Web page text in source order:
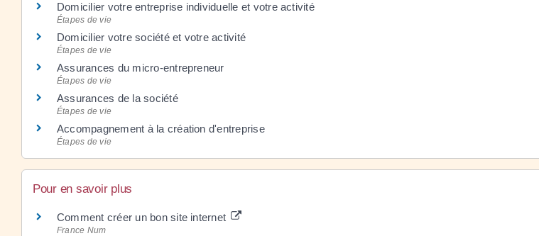
Domicilier votre entreprise individuelle et votre activité
Étapes de vie
Domicilier votre société et votre activité
Étapes de vie
Assurances du micro-entrepreneur
Étapes de vie
Assurances de la société
Étapes de vie
Accompagnement à la création d'entreprise
Étapes de vie
Pour en savoir plus
Comment créer un bon site internet
France Num